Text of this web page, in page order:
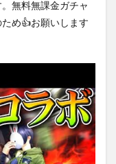
無料無課金ガチャ
め👍お願いします